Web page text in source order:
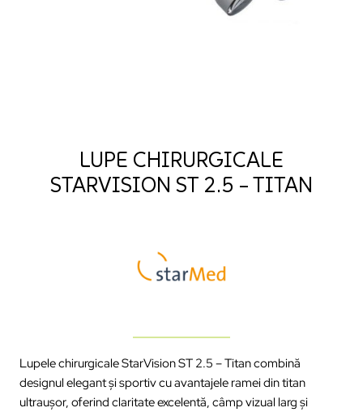
LUPE CHIRURGICALE
STARVISION ST 2.5 – TITAN
Lupele chirurgicale StarVision ST 2.5 – Titan combină
designul elegant și sportiv cu avantajele ramei din titan
ultraușor, oferind claritate excelentă, câmp vizual larg și